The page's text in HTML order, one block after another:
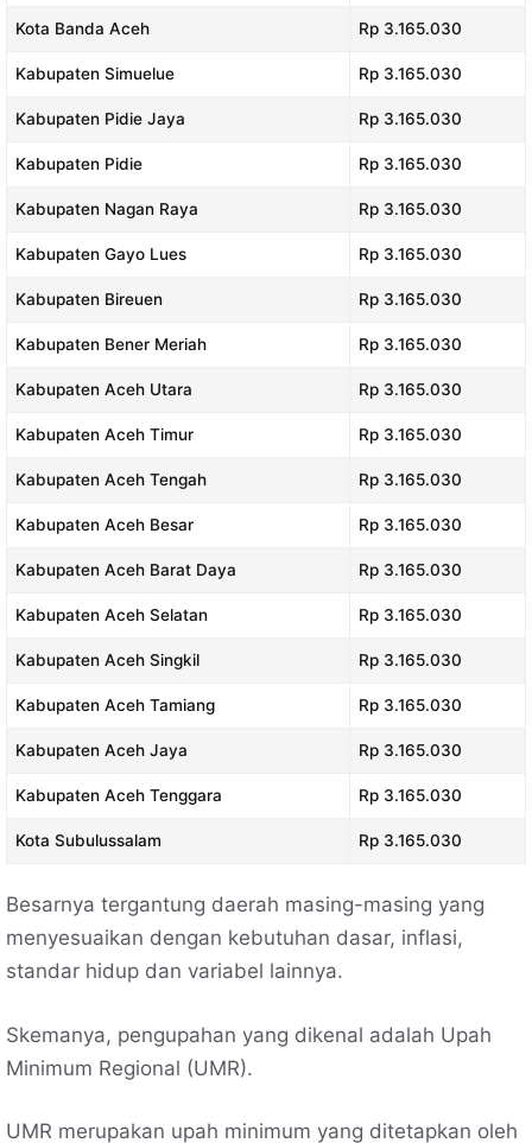
Kota Banda Aceh Rp 3.165.030
Kabupaten Simuelue Rp 3.165.030
Kabupaten Pidie Jaya Rp 3.165.030
Kabupaten Pidie Rp 3.165.030
Kabupaten Nagan Raya Rp 3.165.030
Kabupaten Gayo Lues Rp 3.165.030
Kabupaten Bireuen Rp 3.165.030
Kabupaten Bener Meriah Rp 3.165.030
Kabupaten Aceh Utara Rp 3.165.030
Kabupaten Aceh Timur Rp 3.165.030
Kabupaten Aceh Tengah Rp 3.165.030
Kabupaten Aceh Besar Rp 3.165.030
Kabupaten Aceh Barat Daya Rp 3.165.030
Kabupaten Aceh Selatan Rp 3.165.030
Kabupaten Aceh Singkil Rp 3.165.030
Kabupaten Aceh Tamiang Rp 3.165.030
Kabupaten Aceh Jaya Rp 3.165.030
Kabupaten Aceh Tenggara Rp 3.165.030
Kota Subulussalam Rp 3.165.030
Besarnya tergantung daerah masing-masing yang
menyesuaikan dengan kebutuhan dasar, inflasi,
standar hidup dan variabel lainnya.
Skemanya, pengupahan yang dikenal adalah Upah
Minimum Regional (UMR).
UMR merupakan upah minimum yang ditetapkan oleh